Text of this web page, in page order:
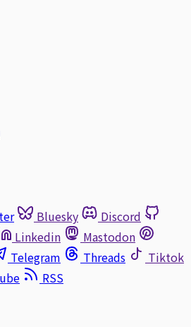
Bluesky
Discord
Linkedin
Mastodon
Telegram Threads
Tiktok
RSS